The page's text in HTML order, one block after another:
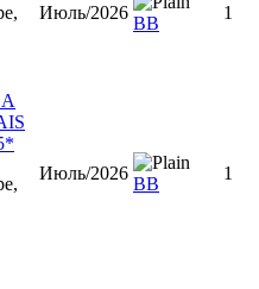
Июль/2026
BB
1
Июль/2026
ВВ
1